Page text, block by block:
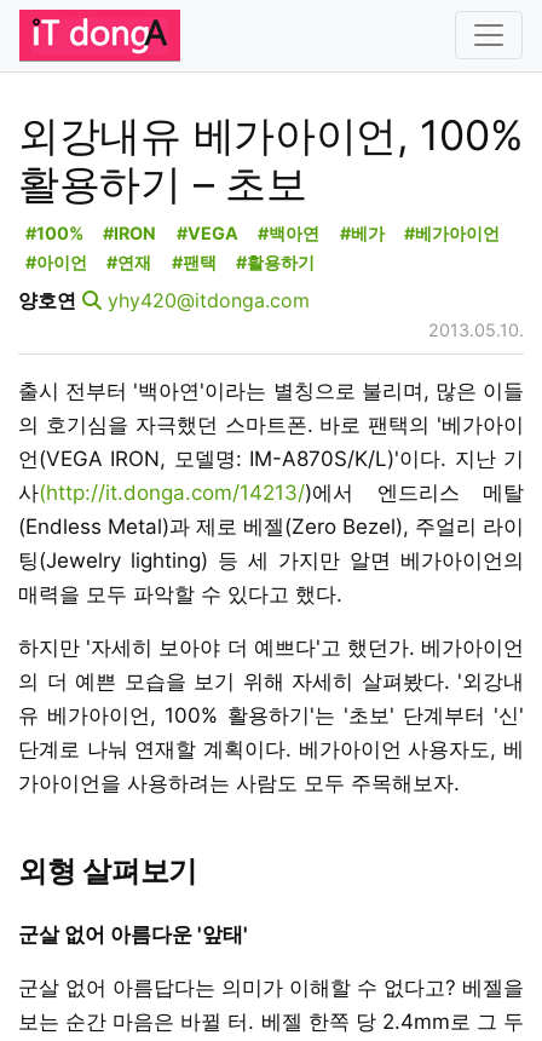
외강내유 베가아이언, 100%
활용하기 – 초보
#100% #IRON #VEGA #백아연 #베가
#베가아이언
#아이언
#연재 #팬택 #활용하기
양호연 yhy420@itdonga.com
2013.05.10.
출시 전부터 '백아연'이라는 별칭으로 불리며, 많은 이들
의 호기심을 자극했던 스마트폰. 바로 팬택의 '베가아이
언(VEGA IRON, 모델명: IM-A870S/K/L)'이다. 지난 기
사(http://it.donga.com/14213/)에서 엔드리스 메탈
(Endless Metal)과 제로 베젤(Zero Bezel), 주얼리 라이
팅(Jewelry lighting) 등 세 가지만 알면 베가아이언의
매력을 모두 파악할 수 있다고 했다.
하지만 '자세히 보아야 더 예쁘다'고 했던가. 베가아이언
의 더 예쁜 모습을 보기 위해 자세히 살펴봤다. '외강내
유 베가아이언, 100% 활용하기'는 '초보' 단계부터 '신'
단계로 나눠 연재할 계획이다. 베가아이언 사용자도, 베
가아이언을 사용하려는 사람도 모두 주목해보자.
외형 살펴보기
군살 없어 아름다운 '앞태'
군살 없어 아름답다는 의미가 이해할 수 없다고? 베젤을
보는 순간 마음은 바뀔 터. 베젤 한쪽 당 2.4mm로 그 두